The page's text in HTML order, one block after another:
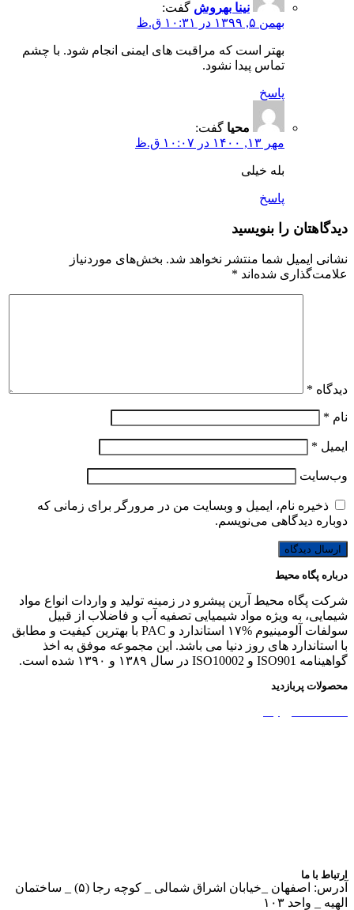
نینا بهروش گفت:
بهمن ۵, ۱۳۹۹ در ۱۰:۳۱ ق.ظ
بهتر است که مراقبت های ایمنی انجام شود. با چشم
تماس پیدا نشود.
پاسخ
محیا گفت:
مهر ۱۳, ۱۴۰۰ در ۱۰:۰۷ ق.ظ
بله خیلی
پاسخ
دیدگاهتان را بنویسید
نشانی ایمیل شما منتشر نخواهد شد. بخش‌های موردنیاز
علامت‌گذاری شده‌اند *
دیدگاه *
نام *
ایمیل *
وب‌سایت
ذخیره نام، ایمیل و وبسایت من در مرورگر برای زمانی که
دوباره دیدگاهی می‌نویسم.
درباره پگاه محیط
شرکت پگاه محیط آرین پیشرو در زمینه تولید و واردات انواع مواد
شیمایی، به ویژه مواد شیمیایی تصفیه آب و فاضلاب از قبیل
سولفات آلومینیوم %۱۷ استاندارد و PAC با بهترین کیفیت و مطابق
با استاندارد های روز دنیا می باشد. این مجموعه موفق به اخذ
گواهینامه ISO901 و ISO10002 در سال ۱۳۸۹ و ۱۳۹۰ شده است.
محصولات پربازدید
ارتباط با ما
آدرس: اصفهان _خیابان اشراق شمالی _ کوچه رجا (۵) _ ساختمان
الهیه _ واحد ۱۰۳